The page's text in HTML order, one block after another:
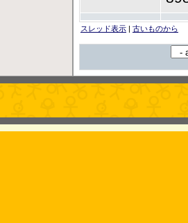
スレッド表示 | 古いものから